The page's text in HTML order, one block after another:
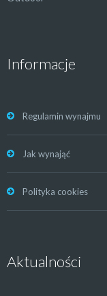
Informacje
Regulamin wynajmu
Jak wynająć
Polityka cookies
Aktualności